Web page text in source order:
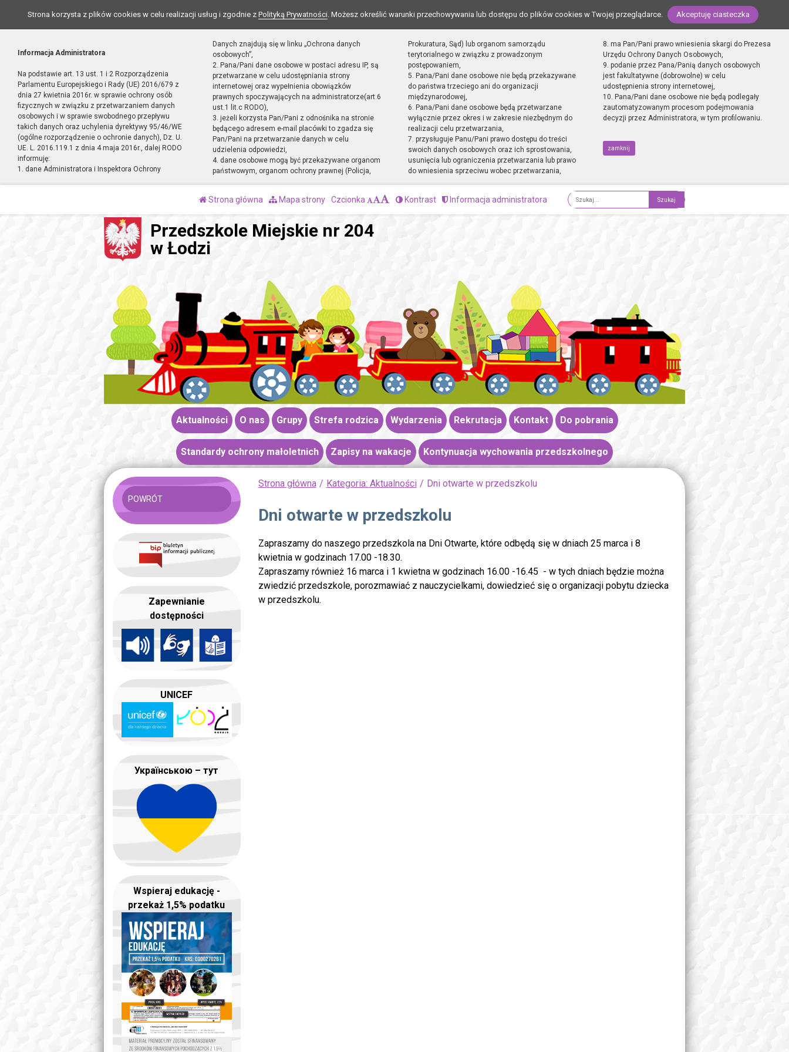
Strona korzysta z plików cookies w celu realizacji usług i zgodnie z Polityką Prywatności. Możesz określić warunki przechowywania lub dostępu do plików cookies w Twojej przeglądarce. Akceptuję ciasteczka
Informacja Administratora
Na podstawie art. 13 ust. 1 i 2 Rozporządzenia
Parlamentu Europejskiego i Rady (UE) 2016/679 z
dnia 27 kwietnia 2016r. w sprawie ochrony osób
fizycznych w związku z przetwarzaniem danych
osobowych i w sprawie swobodnego przepływu
takich danych oraz uchylenia dyrektywy 95/46/WE
(ogólne rozporządzenie o ochronie danych), Dz. U.
UE. L. 2016.119.1 z dnia 4 maja 2016r., dalej RODO
informuję:
1. dane Administratora i Inspektora Ochrony
Danych znajdują się w linku „Ochrona danych
osobowych”,
2. Pana/Pani dane osobowe w postaci adresu IP, są
przetwarzane w celu udostępniania strony
internetowej oraz wypełnienia obowiązków
prawnych spoczywających na administratorze(art.6
ust.1 lit.c RODO),
3. jeżeli korzysta Pan/Pani z odnośnika na stronie
będącego adresem e-mail placówki to zgadza się
Pan/Pani na przetwarzanie danych w celu
udzielenia odpowiedzi,
4. dane osobowe mogą być przekazywane organom
państwowym, organom ochrony prawnej (Policja,
Prokuratura, Sąd) lub organom samorządu
terytorialnego w związku z prowadzonym
postępowaniem,
5. Pana/Pani dane osobowe nie będą przekazywane
do państwa trzeciego ani do organizacji
międzynarodowej,
6. Pana/Pani dane osobowe będą przetwarzane
wyłącznie przez okres i w zakresie niezbędnym do
realizacji celu przetwarzania,
7. przysługuje Panu/Pani prawo dostępu do treści
swoich danych osobowych oraz ich sprostowania,
usunięcia lub ograniczenia przetwarzania lub prawo
do wniesienia sprzeciwu wobec przetwarzania,
8. ma Pan/Pani prawo wniesienia skargi do Prezesa
Urzędu Ochrony Danych Osobowych,
9. podanie przez Pana/Panią danych osobowych
jest fakultatywne (dobrowolne) w celu
udostępnienia strony internetowej,
10. Pana/Pani dane osobowe nie będą podlegały
zautomatyzowanym procesom podejmowania
decyzji przez Administratora, w tym profilowaniu.
zamknij
Strona główna Mapa strony Czcionka Kontrast Informacja administratora
Fraza
Przedszkole Miejskie nr 204
w Łodzi
Aktualności O nas Grupy Strefa rodzica Wydarzenia Rekrutacja Kontakt Do pobrania
Standardy ochrony małoletnich Zapisy na wakacje Kontynuacja wychowania przedszkolnego
Strona główna Kategoria: Aktualności Dni otwarte w przedszkolu
Dni otwarte w przedszkolu
Zapraszamy do naszego przedszkola na Dni Otwarte, które odbędą się w dniach 25 marca i 8
kwietnia w godzinach 17.00 -18.30.
Zapraszamy również 16 marca i 1 kwietna w godzinach 16.00 -16.45 - w tych dniach będzie można
zwiedzić przedszkole, porozmawiać z nauczycielkami, dowiedzieć się o organizacji pobytu dziecka
w przedszkolu.
POWRÓT
Zapewnianie
dostępności
UNICEF
Українською – тут
Wspieraj edukację -
przekaż 1,5% podatku